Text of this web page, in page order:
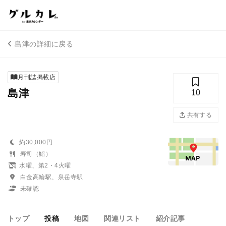
島津の詳細に戻る
月刊誌掲載店
島津 10
共有する
約30,000円
寿司（鮨）
水曜、第2・4火曜
白金高輪駅、泉岳寺駅
未確認
トップ 投稿 地図 関連リスト 紹介記事